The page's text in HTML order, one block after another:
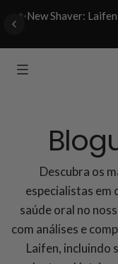
✨New Shaver:
Descubra os
especialistas em
saúde oral no
com análises e
Laifen, incluindo